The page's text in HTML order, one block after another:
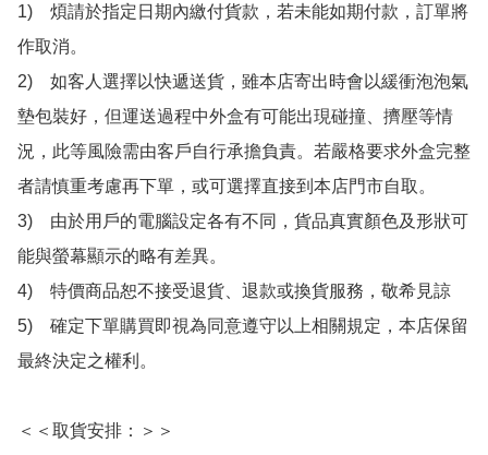
1)　煩請於指定日期內繳付貨款，若未能如期付款，訂單將
作取消。
2)　如客人選擇以快遞送貨，雖本店寄出時會以緩衝泡泡氣
墊包裝好，但運送過程中外盒有可能出現碰撞、擠壓等情
況，此等風險需由客戶自行承擔負責。若嚴格要求外盒完整
者請慎重考慮再下單，或可選擇直接到本店門市自取。
3)　由於用戶的電腦設定各有不同，貨品真實顏色及形狀可
能與螢幕顯示的略有差異。
4)　特價商品恕不接受退貨、退款或換貨服務，敬希見諒
5)　確定下單購買即視為同意遵守以上相關規定，本店保留
最終決定之權利。
＜＜取貨安排：＞＞